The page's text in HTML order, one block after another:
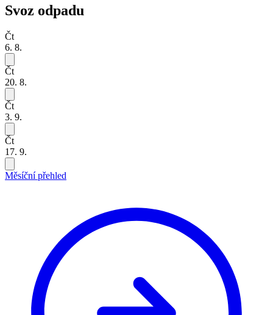
Svoz odpadu
Čt
6. 8.
Čt
20. 8.
Čt
3. 9.
Čt
17. 9.
Měsíční přehled